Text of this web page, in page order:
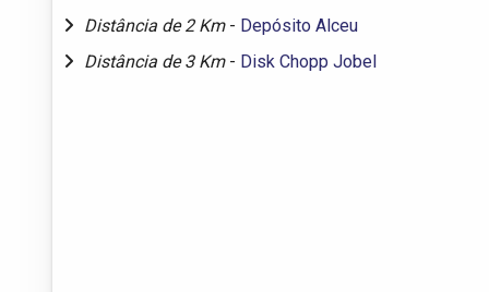
Distância de 2 Km - Depósito Alceu
Distância de 3 Km - Disk Chopp Jobel